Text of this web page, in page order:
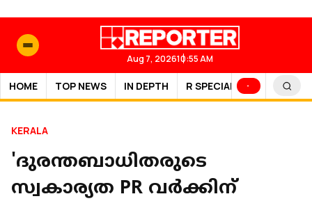
Aug 7, 202610:55 AM
HOME TOP NEWS IN DEPTH R SPECIAL SPORTS
KERALA
'ദുരന്തബാധിതരുടെ
സ്വകാര്യത PR വര്‍ക്കിന്